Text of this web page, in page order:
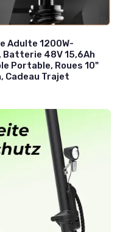
Adulte 1200W-
Batterie 48V 15,6Ah
Portable, Roues 10"
Cadeau Trajet